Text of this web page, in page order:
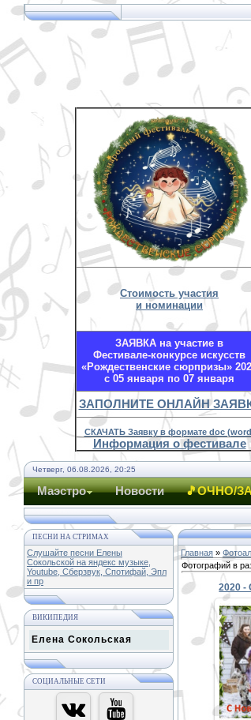
Стоимость участия
и номинации
ЗАЯВКА на участие в
Фестивале-конкурсе искусств
«Рождественские сюрпризы»
с 05 января по 07 января
ЗАПОЛНИТЕ ОНЛАЙН
СКАЧАТЬ Заявку в формате doc
Информация о фестивале
Четверг, 06.08.2026, 20:25
Маэстро Новости 🎵ОЧНО/
ПЕСНИ НА СТРИМАХ
Слушайте песни Елены
Сокольской на яндекс музыке,
Youtube, Сберзвук, Спотифай, Эпл
и пр
ВИКИПЕДИЯ
Елена Сокольская
СОЦИАЛЬНЫЕ СЕТИ
Главная »
Фотографий в